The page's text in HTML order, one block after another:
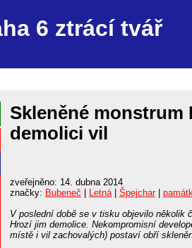
6 ztrácí tvář
Skleněné
demolici vil
zveřejněno: 14. dubna 2014
značky: Bubeneč Letná| Špejchar|
V poslední době se v tisku objevilo několik
Hrozí jim demolice. Nekompromisní
místě i vil zachovalých) postaví obří